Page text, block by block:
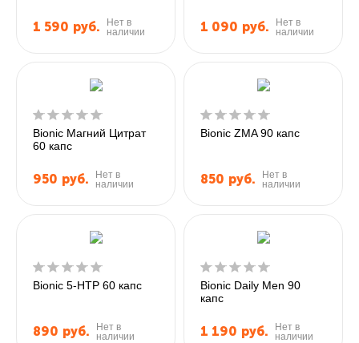
1 590 руб.
Нет в
наличии
1 090 руб.
Нет в
наличии
Bionic Магний Цитрат
60 капс
950 руб.
Нет в
наличии
Bionic ZMA 90 капс
850 руб.
Нет в
наличии
Bionic 5-HTP 60 капс
890 руб.
Нет в
наличии
Bionic Daily Men 90
капс
1 190 руб.
Нет в
наличии